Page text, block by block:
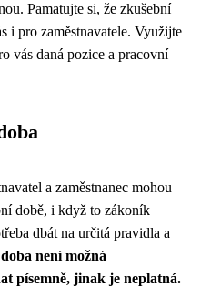
Pamatujte si, že zkušební
i pro zaměstnavatele. Využijte
vás daná pozice a pracovní
a zaměstnanec mohou
době, i když to zákoník
dbát na určitá pravidla a
není možná
písemně, jinak je neplatná.